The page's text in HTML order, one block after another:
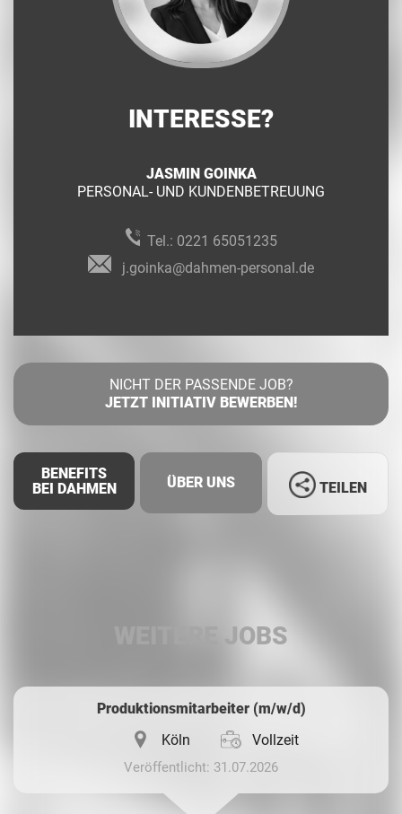
INTERESSE?
JASMIN GOINKA
PERSONAL- UND KUNDENBETREUUNG
Tel.: 0221 65051235
j.goinka@dahmen-personal.de
NICHT DER PASSENDE JOB?
JETZT INITIATIV BEWERBEN!
BENEFITS
BEI DAHMEN
ÜBER UNS TEILEN
WEITERE JOBS
Produktionsmitarbeiter (m/w/d)
Köln
Vollzeit
Veröffentlicht: 31.07.2026